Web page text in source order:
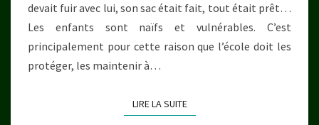
devait fuir avec lui, son sac était fait, tout était prêt…
Les enfants sont naïfs et vulnérables. C’est
principalement pour cette raison que l’école doit les
protéger, les maintenir à…
LIRE LA SUITELIRE LA SUITE